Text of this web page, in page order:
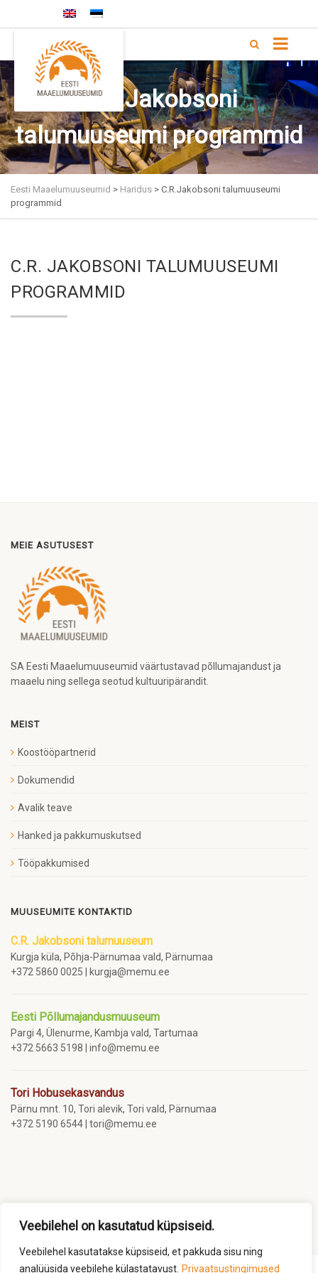
Veebilehel on kasutatud küpsiseid.
Veebilehel kasutatakse küpsiseid, et pakkuda sisu ning
analüüsida veebilehe külastatavust. Privaatsustingimused
info@memu.ee
C.R.Jakobsoni
talumuuseumi programmid
Eesti Maaelumuuseumid > Haridus > C.R.Jakobsoni talumuuseumi
programmid
C.R. JAKOBSONI TALUMUUSEUMI
PROGRAMMID
MEIE ASUTUSEST
SA Eesti Maaelumuuseumid väärtustavad põllumajandust ja
maaelu ning sellega seotud kultuuripärandit.
MEIST
Koostööpartnerid
Dokumendid
Avalik teave
Hanked ja pakkumuskutsed
Tööpakkumised
MUUSEUMITE KONTAKTID
C.R. Jakobsoni talumuuseum
Kurgja küla, Põhja-Pärnumaa vald, Pärnumaa
+372 5860 0025 | kurgja@memu.ee
Eesti Põllumajandusmuuseum
Pargi 4, Ülenurme, Kambja vald, Tartumaa
+372 5663 5198 | info@memu.ee
Tori Hobusekasvandus
Pärnu mnt. 10, Tori alevik, Tori vald, Pärnumaa
+372 5190 6544 | tori@memu.ee